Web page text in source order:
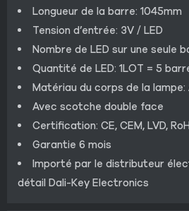
Longueur de la barre: 1045mm
Tension d’entrée: 3V / LED
Nombre de LED sur une seule
Quantité de LED: 1LOT = 5
Matériau du corps de la lampe:
Avec scotche double face
Certification: CE, CEM, LVD,
Garantie 6 mois
Importé par le distributeur
détail Dali-Key Electronics